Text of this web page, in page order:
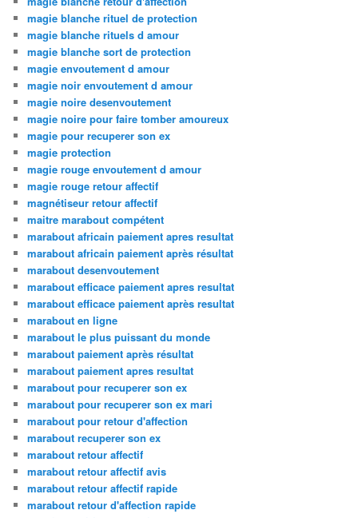
magie blanche rituel de protection
magie blanche rituels d amour
magie blanche sort de protection
magie envoutement d amour
magie noir envoutement d amour
magie noire desenvoutement
magie noire pour faire tomber amoureux
magie pour recuperer son ex
magie protection
magie rouge envoutement d amour
magie rouge retour affectif
magnétiseur retour affectif
maitre marabout compétent
marabout africain paiement apres resultat
marabout africain paiement après résultat
marabout desenvoutement
marabout efficace paiement apres resultat
marabout efficace paiement après resultat
marabout en ligne
marabout le plus puissant du monde
marabout paiement après résultat
marabout paiement apres resultat
marabout pour recuperer son ex
marabout pour recuperer son ex mari
marabout pour retour d'affection
marabout recuperer son ex
marabout retour affectif
marabout retour affectif avis
marabout retour affectif rapide
marabout retour d'affection rapide